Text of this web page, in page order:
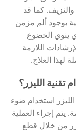
كما قد
بوجود ألم مزمن
ينوي الخضوع
اللازمة
لهذا العلاج.
الليزر؟
استخدام ضوء
يتم إجراء العملية
من خلال قطع